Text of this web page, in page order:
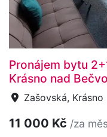
Pronájem bytu
Krásno nad
Zašovská,
11 000 Kč /za